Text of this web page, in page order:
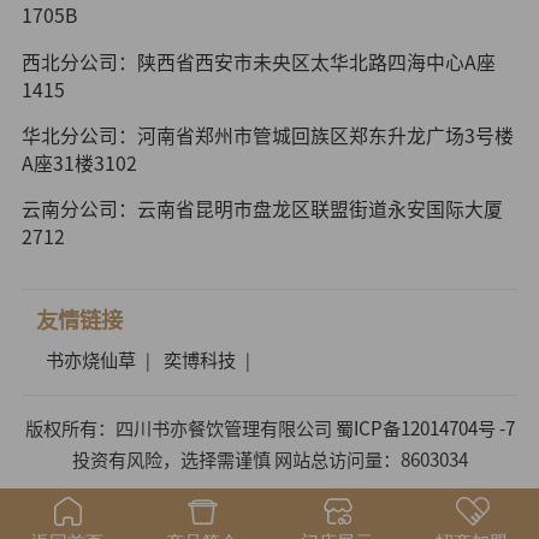
1705B
西北分公司：陕西省西安市未央区太华北路四海中心A座
1415
华北分公司：河南省郑州市管城回族区郑东升龙广场3号楼
A座31楼3102
云南分公司：云南省昆明市盘龙区联盟街道永安国际大厦
2712
友情链接
书亦烧仙草 奕博科技
版权所有：四川书亦餐饮管理有限公司 蜀ICP备12014704号 -7
投资有风险，选择需谨慎 网站总访问量：8603034